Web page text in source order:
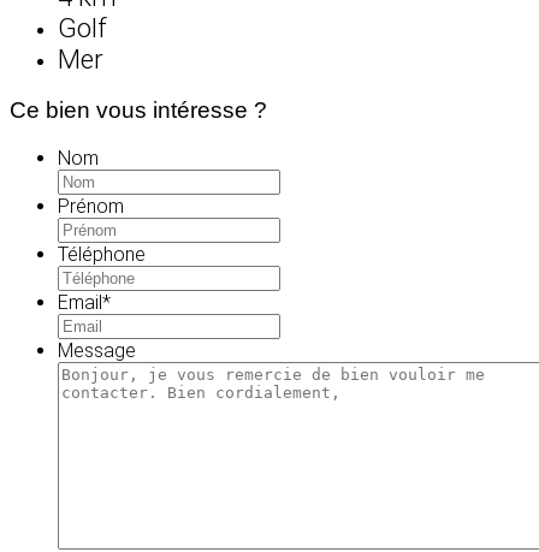
Golf
Mer
Ce bien vous intéresse ?
Nom
Prénom
Téléphone
Email*
Message